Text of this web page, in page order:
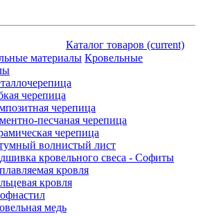
Каталог товаров (current)
Кровельные
черепица
черепица
песчаная черепица
черепица
волнистый лист
кровельного свеса - Софиты
кровля
кровля
медь